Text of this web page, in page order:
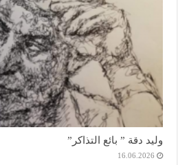
وليد دقة ” بائع التذاكر”
16.06.2026